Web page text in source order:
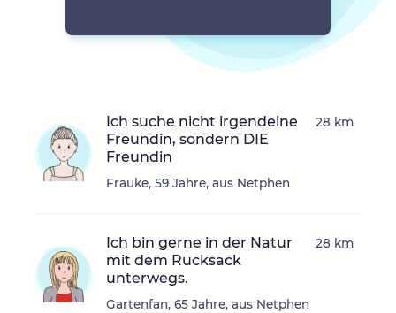
Ich suche nicht irgendeine
Freundin, sondern DIE
Freundin
Frauke, 59 Jahre, aus Netphen
28 km
Ich bin gerne in der Natur
mit dem Rucksack
unterwegs.
Gartenfan, 65 Jahre, aus Netphen
28 km